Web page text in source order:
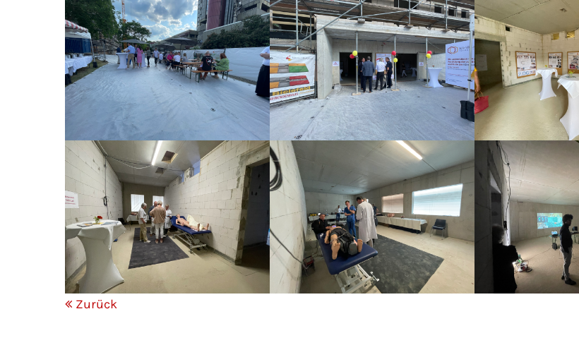
Zurück